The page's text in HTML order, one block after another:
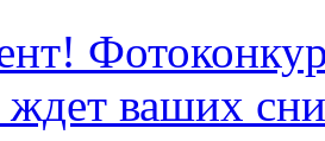
ждет ваших